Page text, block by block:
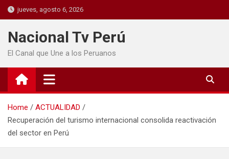
jueves, agosto 6, 2026
Nacional Tv Perú
El Canal que Une a los Peruanos
Home
ACTUALIDAD
Recuperación del turismo internacional consolida reactivación
del sector en Perú